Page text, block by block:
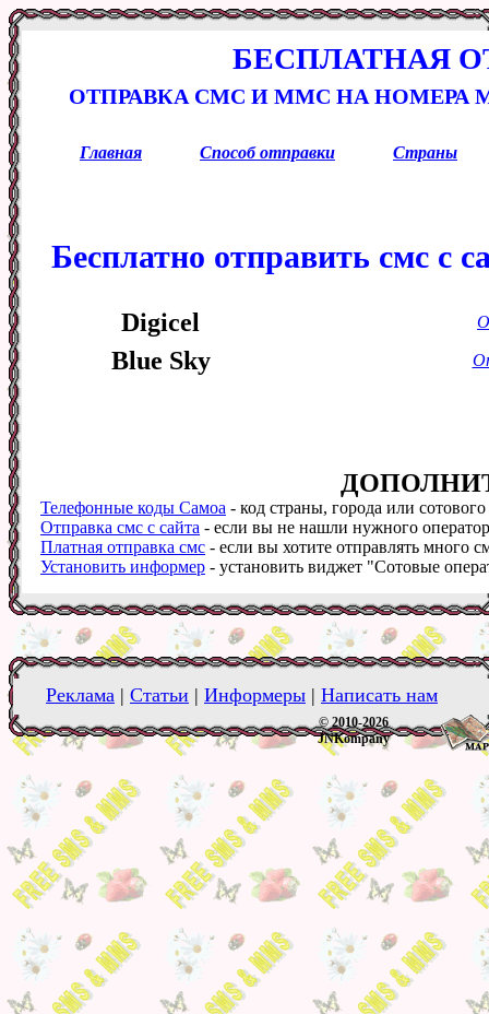
БЕСПЛАТНАЯ
ОТПРАВКА СМС И ММС НА НОМЕРА
Главная Способ отправки Страны
Бесплатно отправить смс с
Digicel
Blue Sky
Телефонные коды Самоа - код страны, города или сотового
Отправка смс с сайта - если вы не нашли нужного
Платная отправка смс - если вы хотите отправлять много
Установить информер - установить виджет "Сотовые
Реклама | Статьи | Информеры | Написать нам
© 2010-2026
JNKompany